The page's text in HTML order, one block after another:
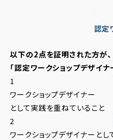
認定
以下の2点を証明された方が、
「認定ワークショップデザイナ
1
ワークショップデザイナー
として実践を重ねていること
2
ワークショップデザイナーとし